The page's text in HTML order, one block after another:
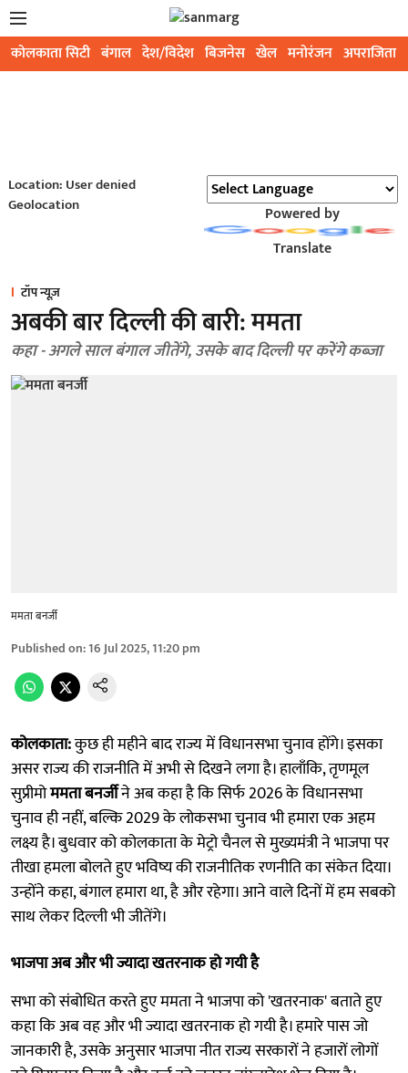
कोलकाता सिटी बंगाल देश/विदेश बिजनेस खेल मनोरंजन अपराजिता
Location: User denied
Geolocation
Powered by
Translate
टॉप न्यूज़
अबकी बार दिल्ली की बारी: ममता
कहा - अगले साल बंगाल जीतेंगे, उसके बाद दिल्ली पर करेंगे कब्जा
ममता बनर्जी
Published on:16 Jul 2025, 11:20 pm
कोलकाता:कुछ ही महीने बाद राज्य में विधानसभा चुनाव होंगे। इसका
असर राज्य की राजनीति में अभी से दिखने लगा है। हालाँकि, तृणमूल
सुप्रीमोममता बनर्जीने अब कहा है कि सिर्फ 2026 के विधानसभा
चुनाव ही नहीं, बल्कि 2029 के लोकसभा चुनाव भी हमारा एक अहम
लक्ष्य है। बुधवार को कोलकाता के मेट्रो चैनल से मुख्यमंत्री ने भाजपा पर
तीखा हमला बोलते हुए भविष्य की राजनीतिक रणनीति का संकेत दिया।
उन्होंने कहा, बंगाल हमारा था, है और रहेगा। आने वाले दिनों में हम सबको
साथ लेकर दिल्ली भी जीतेंगे।
भाजपा अब और भी ज्यादा खतरनाक हो गयी है
सभा को संबोधित करते हुए ममता ने भाजपा को 'खतरनाक' बताते हुए
कहा कि अब वह और भी ज्यादा खतरनाक हो गयी है। हमारे पास जो
जानकारी है, उसके अनुसार भाजपा नीत राज्य सरकारों ने हजारों लोगों